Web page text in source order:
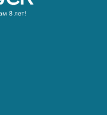
8 лет!